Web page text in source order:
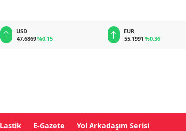
EUR
55,1991 %0,36
GBP
64,4283 %0,44
Lastik E-Gazete Yol Arkadaşım Serisi